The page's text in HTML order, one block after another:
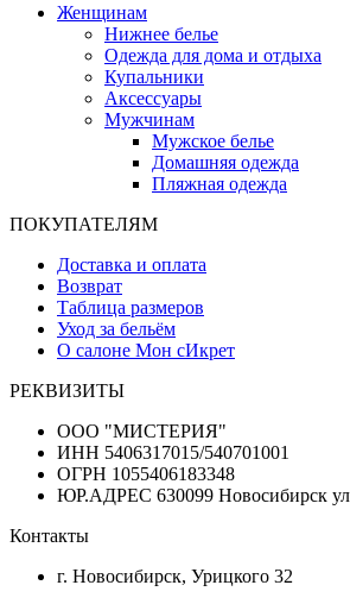
Женщинам
Нижнее белье
Одежда для дома и отдыха
Купальники
Аксессуары
Мужчинам
Мужское белье
Домашняя одежда
Пляжная одежда
ПОКУПАТЕЛЯМ
Доставка и оплата
Возврат
Таблица размеров
Уход за бельём
О салоне Мон сИкрет
РЕКВИЗИТЫ
ООО "МИСТЕРИЯ"
ИНН 5406317015/540701001
ОГРН 1055406183348
ЮР.АДРЕС 630099 Новосибирск
Контакты
г. Новосибирск, Урицкого 32